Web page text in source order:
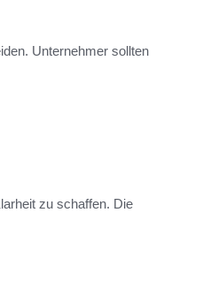
Unternehmer sollten
zu schaffen. Die